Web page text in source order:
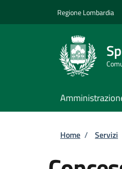
Regione Lombardia
Home / Servizi